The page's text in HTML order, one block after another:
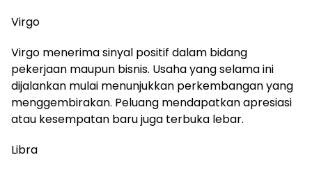
Virgo
Virgo menerima sinyal positif dalam bidang
pekerjaan maupun bisnis. Usaha yang selama ini
dijalankan mulai menunjukkan perkembangan yang
menggembirakan. Peluang mendapatkan apresiasi
atau kesempatan baru juga terbuka lebar.
Libra